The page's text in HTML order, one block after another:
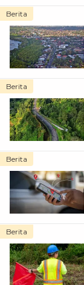
Berita
Berita
Berita
Berita